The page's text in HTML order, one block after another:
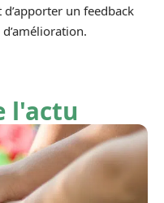
un feedback
l'actu